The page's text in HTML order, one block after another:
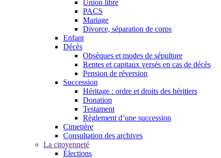
Union libre
PACS
Mariage
Divorce, séparation de corps
Enfant
Décès
Obsèques et modes de sépulture
Rentes et capitaux versés en cas de décès
Pension de réversion
Succession
Héritage : ordre et droits des héritiers
Donation
Testament
Règlement d’une succession
Cimetière
Consultation des archives
La citoyenneté
Élections